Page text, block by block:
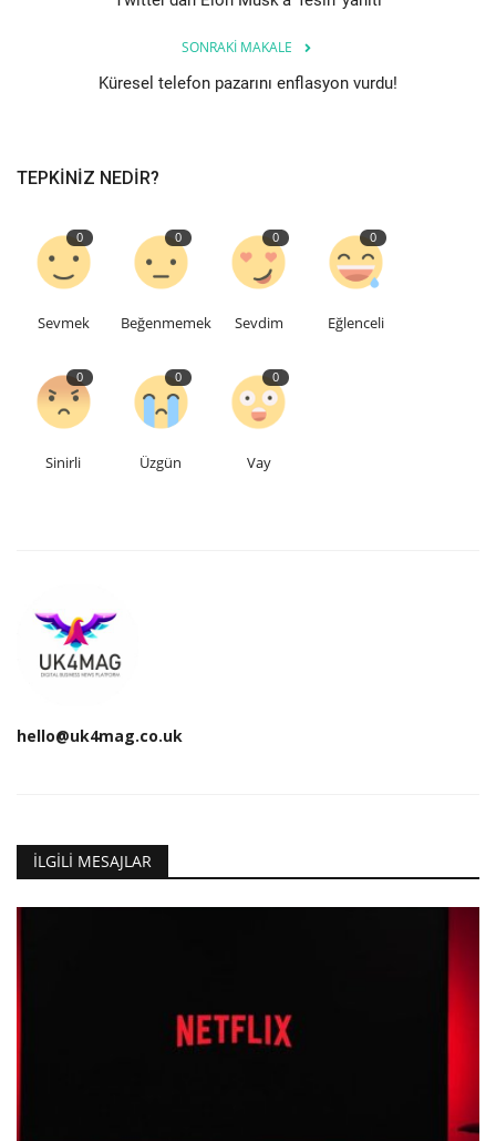
İletişim
Dilim
English Turkish
SONRAKI MAKALE
Küresel telefon pazarını enflasyon vurdu!
TEPKINIZ NEDIR?
0
Sevmek
0
Beğenmemek
0
Sevdim
0
Eğlenceli
0
Sinirli
0
Üzgün
0
Vay
hello@uk4mag.co.uk
İLGILI MESAJLAR